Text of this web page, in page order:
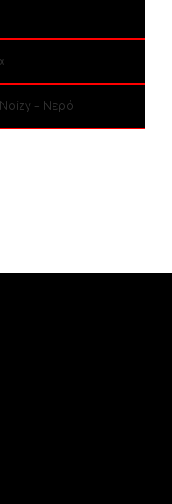
– Νερό